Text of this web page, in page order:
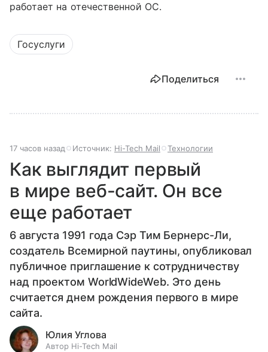
работает на отечественной ОС.
Госуслуги
Поделиться
17 часов назад Источник: Hi-Tech Mail Технологии
Как выглядит первый
в мире веб-сайт. Он все
еще работает
6 августа 1991 года Сэр Тим Бернерс-Ли,
создатель Всемирной паутины, опубликовал
публичное приглашение к сотрудничеству
над проектом WorldWideWeb. Это день
считается днем рождения первого в мире
сайта.
Юлия Углова
Автор Hi-Tech Mail